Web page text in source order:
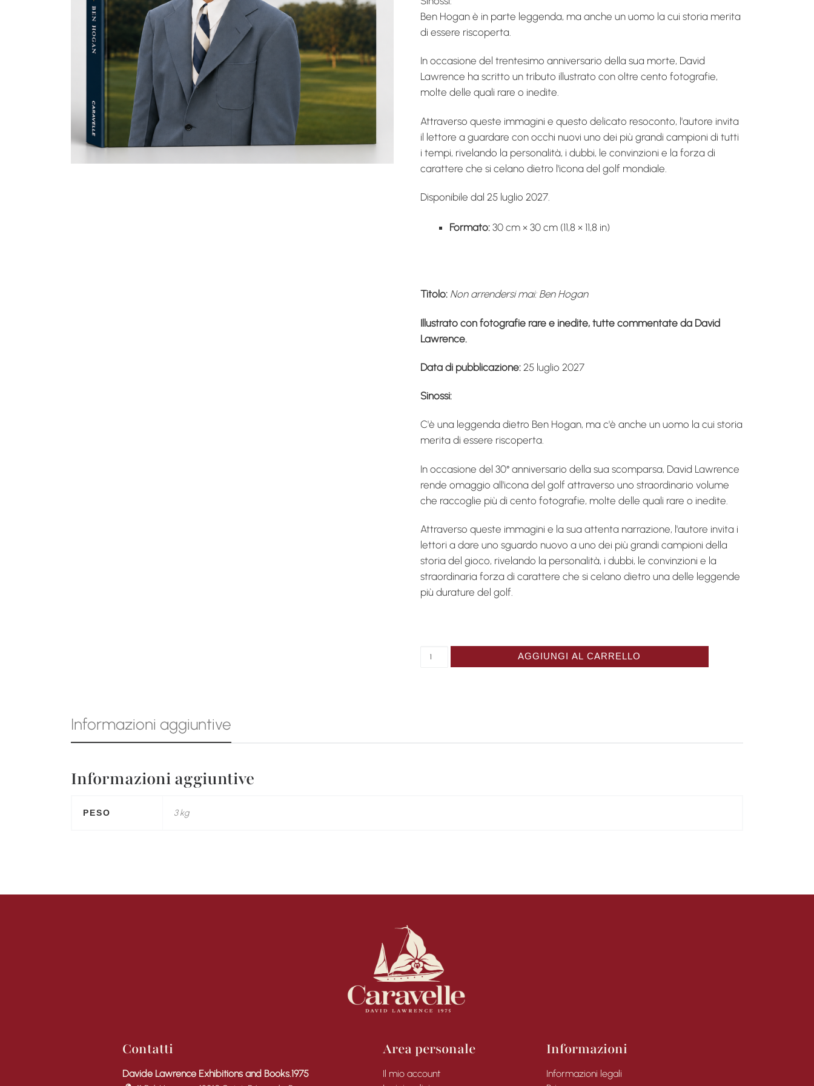
Ben Hogan è in parte leggenda, ma anche un uomo la cui storia merita
di essere riscoperta.
In occasione del trentesimo anniversario della sua morte, David
Lawrence ha scritto un tributo illustrato con oltre cento fotografie,
molte delle quali rare o inedite.
Attraverso queste immagini e questo delicato resoconto, l'autore invita
il lettore a guardare con occhi nuovi uno dei più grandi campioni di tutti
i tempi, rivelando la personalità, i dubbi, le convinzioni e la forza di
carattere che si celano dietro l'icona del golf mondiale.
Disponibile dal 25 luglio 2027.
Formato: 30 cm × 30 cm (11,8 × 11,8 in)
Titolo: Non arrendersi mai: Ben Hogan
Illustrato con fotografie rare e inedite, tutte commentate da David
Lawrence.
Data di pubblicazione: 25 luglio 2027
Sinossi:
C'è una leggenda dietro Ben Hogan, ma c'è anche un uomo la cui storia
merita di essere riscoperta.
In occasione del 30° anniversario della sua scomparsa, David Lawrence
rende omaggio all'icona del golf attraverso uno straordinario volume
che raccoglie più di cento fotografie, molte delle quali rare o inedite.
Attraverso queste immagini e la sua attenta narrazione, l'autore invita i
lettori a dare uno sguardo nuovo a uno dei più grandi campioni della
storia del gioco, rivelando la personalità, i dubbi, le convinzioni e la
straordinaria forza di carattere che si celano dietro una delle leggende
più durature del golf.
AGGIUNGI AL CARRELLO
Informazioni aggiuntive
Informazioni aggiuntive
PESO 3 kg
Contatti
Davide Lawrence Exhibitions and Books.1975
Area personale
Il mio account
Informazioni
Informazioni legali